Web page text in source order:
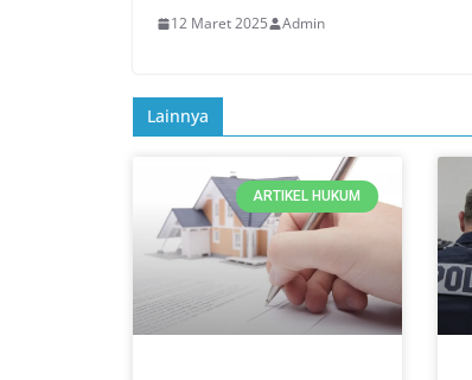
12 Maret 2025 Admin
Lainnya
ARTIKEL HUKUM